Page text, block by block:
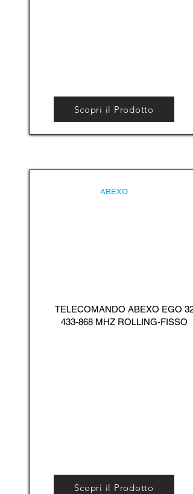
Scopri il Prodotto
ABEXO
TELECOMANDO ABEXO EGO 32
433-868 MHZ ROLLING-FISSO
Scopri il Prodotto